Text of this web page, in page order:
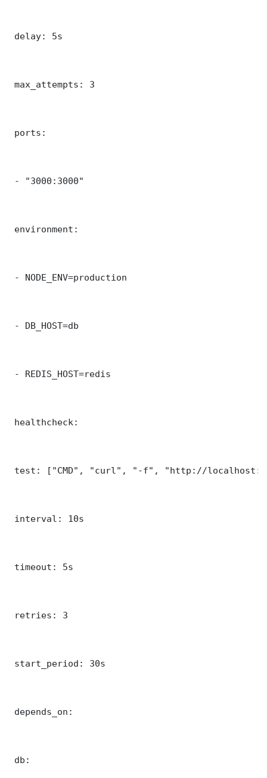
delay: 5s
max_attempts: 3
ports:
- "3000:3000"
environment:
- NODE_ENV=production
- DB_HOST=db
- REDIS_HOST=redis
healthcheck:
test: ["CMD", "curl", "-f", "http://
interval: 10s
timeout: 5s
retries: 3
start_period: 30s
depends_on:
db: